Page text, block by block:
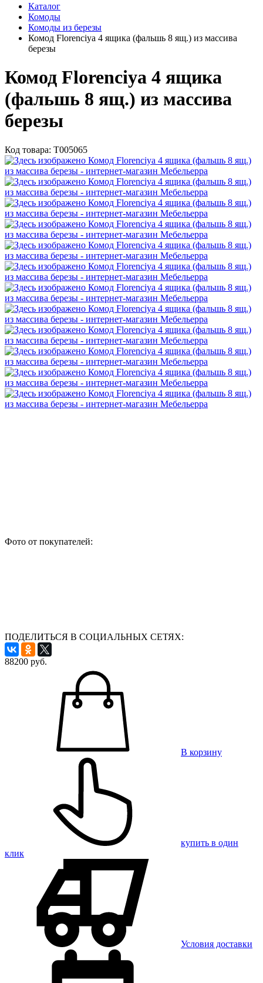
Каталог
Комоды
Комоды из березы
Комод Florenciya 4 ящика (фальшь 8 ящ.) из массива
березы
Комод Florenciya 4 ящика
(фальшь 8 ящ.) из массива
березы
Код товара: Т005065
Фото от покупателей:
ПОДЕЛИТЬСЯ В СОЦИАЛЬНЫХ СЕТЯХ:
88200 руб.
В корзину
купить в один
клик
Условия доставки